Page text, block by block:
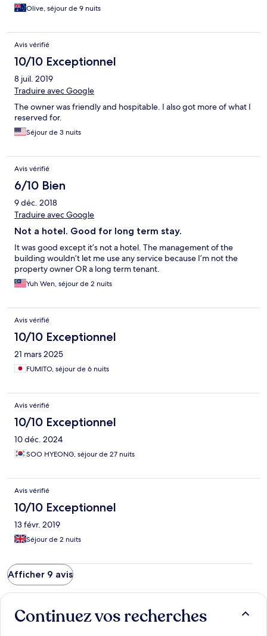
Olive, séjour de 9 nuits
Avis vérifié
10/10 Exceptionnel
8 juil. 2019
Traduire avec Google
The owner was friendly and hospitable. I also got more of what I
reserved for.
Séjour de 3 nuits
Avis vérifié
6/10 Bien
9 déc. 2018
Traduire avec Google
Not a hotel. Good for long term stay.
It was good except it’s not a hotel. The management of the
building wouldn’t let me use any service because I’m not the
property owner OR a long term tenant.
Yuh Wen, séjour de 2 nuits
Avis vérifié
10/10 Exceptionnel
21 mars 2025
FUMITO, séjour de 6 nuits
Avis vérifié
10/10 Exceptionnel
10 déc. 2024
SOO HYEONG, séjour de 27 nuits
Avis vérifié
10/10 Exceptionnel
13 févr. 2019
Séjour de 2 nuits
Afficher 9 avis
Continuez vos recherches